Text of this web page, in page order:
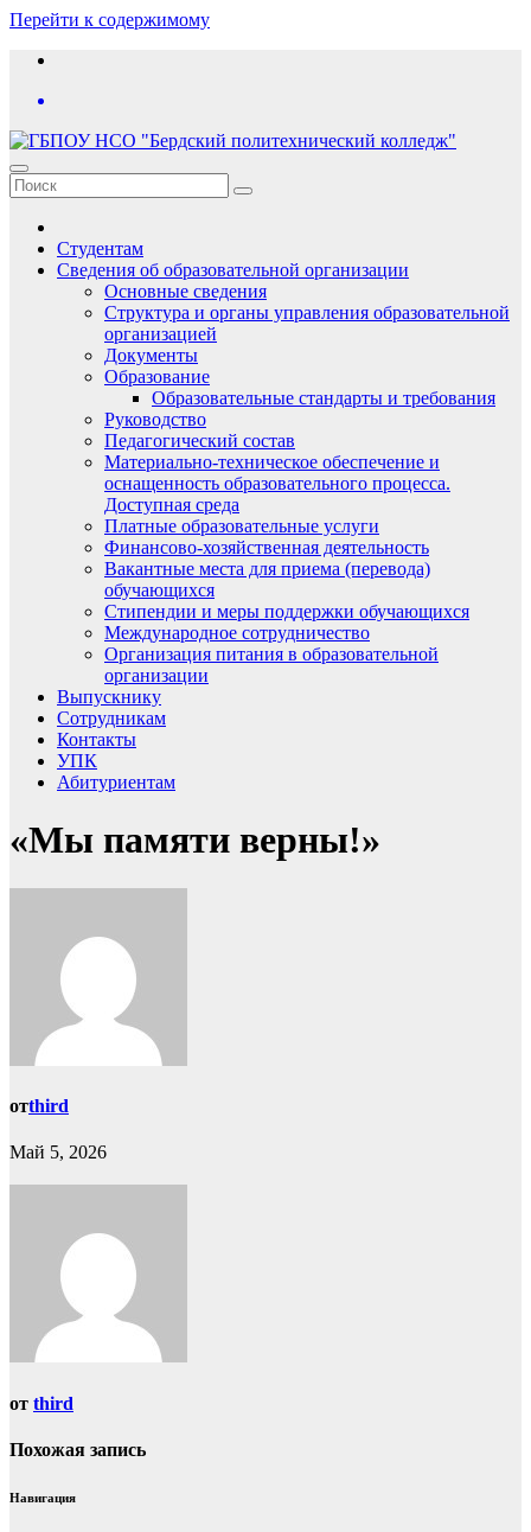
Перейти к содержимому
Студентам
Сведения об образовательной организации
Основные сведения
Структура и органы управления образовательной
организацией
Документы
Образование
Образовательные стандарты и требования
Руководство
Педагогический состав
Материально-техническое обеспечение и
оснащенность образовательного процесса.
Доступная среда
Платные образовательные услуги
Финансово-хозяйственная деятельность
Вакантные места для приема (перевода)
обучающихся
Стипендии и меры поддержки обучающихся
Международное сотрудничество
Организация питания в образовательной
организации
Выпускнику
Сотрудникам
Контакты
УПК
Абитуриентам
«Мы памяти верны!»
отthird
Май 5, 2026
от third
Похожая запись
Навигация